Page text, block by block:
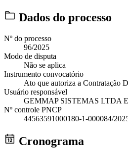
Dados do processo
Nº do processo
96/2025
Modo de disputa
Não se aplica
Instrumento convocatório
Ato que autoriza a Contratação
Usuário responsável
GEMMAP SISTEMAS LTDA
Nº controle PNCP
44563591000180-1-000084/
Cronograma